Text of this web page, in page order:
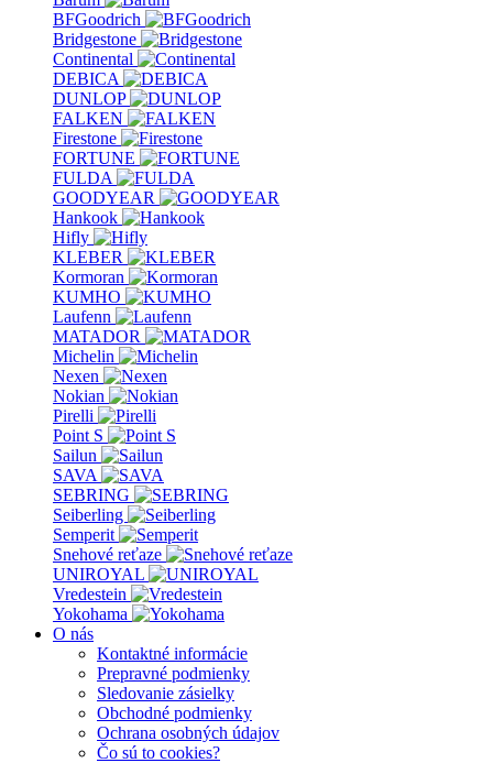
BFGoodrich
Bridgestone
Continental
DEBICA
DUNLOP
FALKEN
Firestone
FORTUNE
FULDA
GOODYEAR
Hankook
Hifly
KLEBER
Kormoran
KUMHO
Laufenn
MATADOR
Michelin
Nexen
Nokian
Pirelli
Point S
Sailun
SAVA
SEBRING
Seiberling
Semperit
Snehové reťaze
UNIROYAL
Vredestein
Yokohama
O nás
Kontaktné informácie
Prepravné podmienky
Sledovanie zásielky
Obchodné podmienky
Ochrana osobných údajov
Čo sú to cookies?